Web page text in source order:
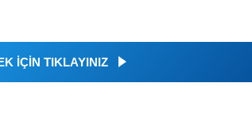
İÇİN TIKLAYINIZ